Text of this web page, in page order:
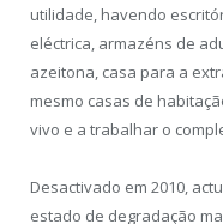
utilidade, havendo
eléctrica, armazéns de
azeitona, casa para a
mesmo casas de
vivo e a trabalhar o
Desactivado em 2010,
estado de degradação